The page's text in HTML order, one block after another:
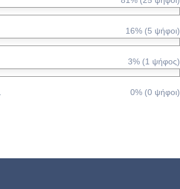
16% (5 ψήφοι)
3% (1 ψήφος)
0% (0 ψήφοι)